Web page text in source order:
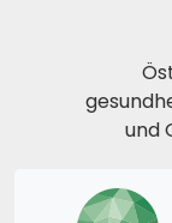
und